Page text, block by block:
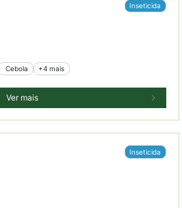
Inseticida
Cebola +4 mais
Ver mais
Inseticida